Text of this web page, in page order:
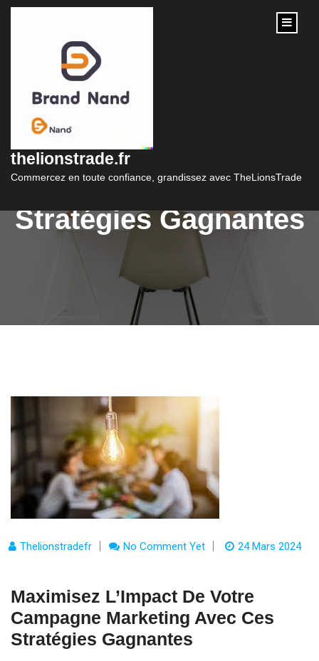
content
thelionstrade.fr
Commercez en toute confiance, grandissez avec TheLionsTrade
Maximisez l’Impact de
Votre Campagne
Marketing avec Ces
Stratégies Gagnantes
Thelionstradefr No Comment Yet 24 Mars 2024
Maximisez L’Impact De Votre
Campagne Marketing Avec Ces
Stratégies Gagnantes